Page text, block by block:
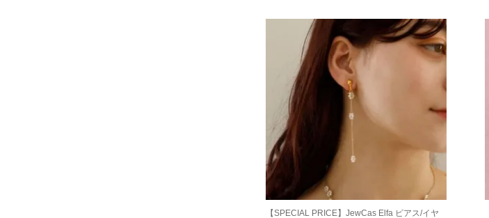
【SPECIAL PRICE】JewCas Elfa ピアス/イヤ